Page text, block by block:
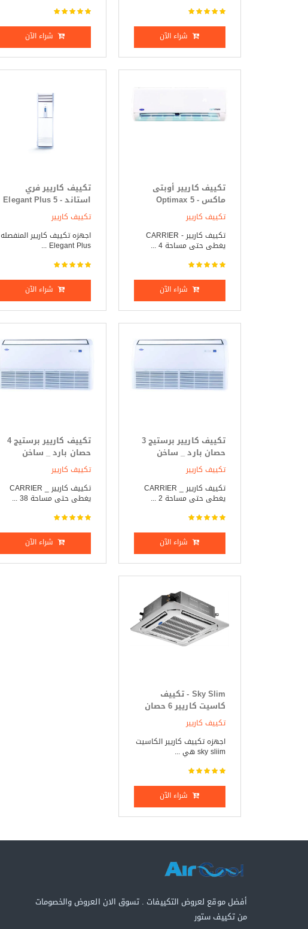
شراء الآن شراء الآن
تكييف كاريير أوبتى
ماكس - Optimax 5
حصان بارد _ ساخن
تكييف كاريير
تكييف كاريير - CARRIER
يغطى حتى مساحة 4 ...
شراء الآن
تكييف كاريير فري
استاند - Elegant Plus 5
حصان بارد _ ساخن
تكييف كاريير
اجهزه تكييف كاريير المنفصله
Elegant Plus ...
شراء الآن
تكييف كاريير برستيج 3
حصان بارد _ ساخن
تكييف كاريير
تكييف كاريير _ CARRIER
يغطى حتى مساحة 2 ...
شراء الآن
تكييف كاريير برستيج 4
حصان بارد _ ساخن
تكييف كاريير
تكييف كاريير _ CARRIER
يغطى حتى مساحة 38 ...
شراء الآن
Sky Slim - تكييف
كاسيت كاريير 6 حصان
بارد _ ساخن
تكييف كاريير
اجهزه تكييف كاريير الكاسيت
sky sliim هي ...
شراء الآن
أفضل موقع لعروض التكييفات . تسوق الان العروض والخصومات
من تكييف ستور